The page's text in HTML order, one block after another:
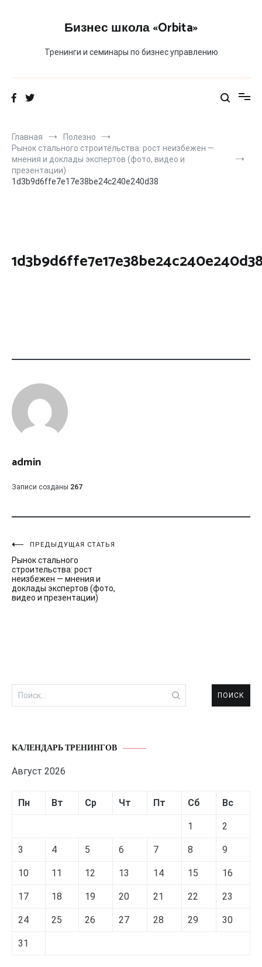
Бизнес школа «Orbita»
Тренинги и семинары по бизнес управлению
Главная
Полезно
Рынок стального строительства: рост неизбежен —
мнения и доклады экспертов (фото, видео и
презентации)
1d3b9d6ffe7e17e38be24c240e240d38
admin
Записи созданы 267
Навигация
по
записям
ПРЕДЫДУЩАЯ СТАТЬЯ
Рынок стального
строительства: рост
неизбежен — мнения и
доклады экспертов (фото,
видео и презентации)
Найти:
КАЛЕНДАРЬ ТРЕНИНГОВ
Август 2026
Пн Вт Ср Чт Пт Сб Вс
1 2
3 4 5 6 7 8 9
10 11 12 13 14 15 16
17 18 19 20 21 22 23
24 25 26 27 28 29 30
31